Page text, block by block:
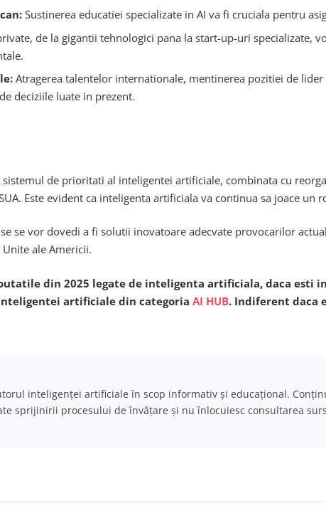
Sustinerea educatiei specializate in AI va fi cruciala pentru
de la gigantii tehnologici pana la start-up-uri specializate,
Atragerea talentelor internationale, mentinerea pozitiei de
deciziile luate in prezent.
de prioritati al inteligentei artificiale, combinata cu
Este evident ca inteligenta artificiala va continua sa joace
se vor dovedi a fi solutii inovatoare adecvate provocarilor
ale Americii.
din 2025 legate de inteligenta artificiala, daca
artificiale din categoria AI HUB. Indiferent daca
inteligenței artificiale în scop informativ și educațional.
sprijinirii procesului de învățare și nu înlocuiesc consultarea